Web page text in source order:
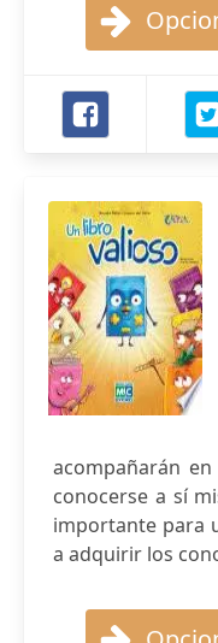
acompañarán
conocerse a sí
importante para
a adquirir los